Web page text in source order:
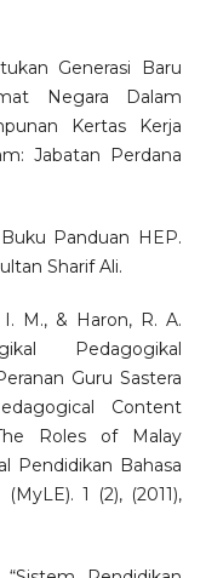
Generasi Baru
Negara Dalam
Kertas Kerja
Jabatan Perdana
Panduan HEP.
Sharif Ali.
M., & Haron, R. A.
Pedagogikal
Guru Sastera
Content
Roles of Malay
Pendidikan Bahasa
1 (2), (2011),